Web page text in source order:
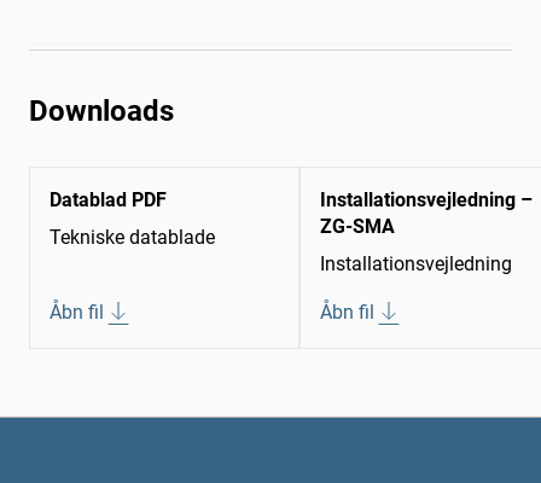
Downloads
Datablad PDF
Tekniske datablade
Åbn fil
Installationsvejledning –
ZG-SMA
Installationsvejledning
Åbn fil